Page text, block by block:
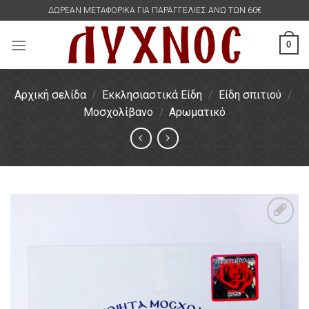
content
ΔΩΡΕΑΝ ΜΕΤΑΦΟΡΙΚΑ ΓΙΑ ΠΑΡΑΓΓΕΛΙΕΣ ΑΝΩ ΤΩΝ 60€
0
Αρχική σελίδα / Εκκλησιαστικά Είδη / Είδη σπιτιού /
Μοσχολίβανο / Αρωματικό
επιθυμιών